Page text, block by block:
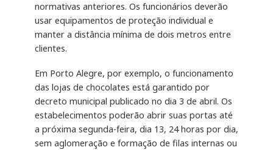
normativas anteriores. Os funcionários deverão
usar equipamentos de proteção individual e
manter a distância mínima de dois metros entre
clientes.
Em Porto Alegre, por exemplo, o funcionamento
das lojas de chocolates está garantido por
decreto municipal publicado no dia 3 de abril. Os
estabelecimentos poderão abrir suas portas até
a próxima segunda-feira, dia 13, 24 horas por dia,
sem aglomeração e formação de filas internas ou